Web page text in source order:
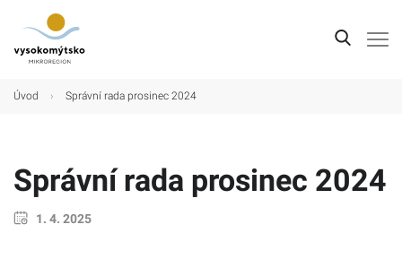
Úvod › Správní rada prosinec 2024
Správní rada prosinec 2024
1. 4. 2025
Úvod
Turistické cíle